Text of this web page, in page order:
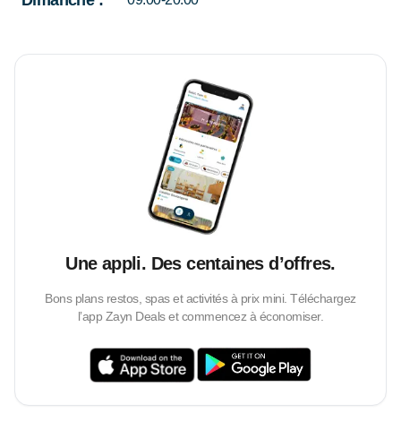
Une appli. Des centaines d’offres.
Bons plans restos, spas et activités à prix mini. Téléchargez
l’app Zayn Deals et commencez à économiser.